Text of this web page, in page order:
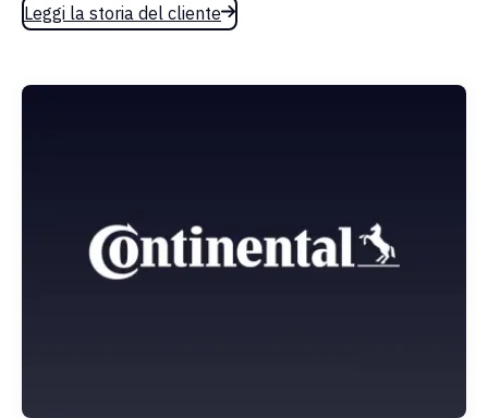
Leggi la storia del cliente